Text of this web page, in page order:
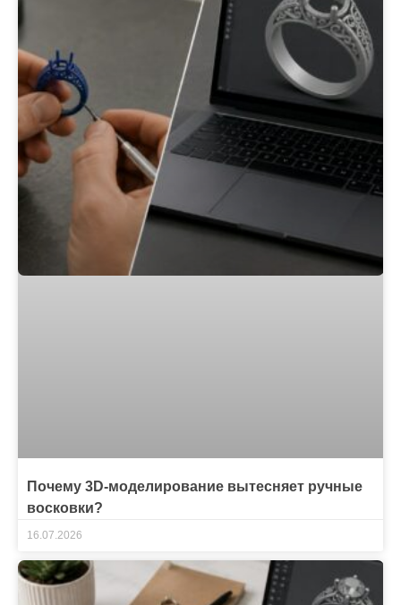
Почему 3D-моделирование вытесняет ручные
восковки?
16.07.2026